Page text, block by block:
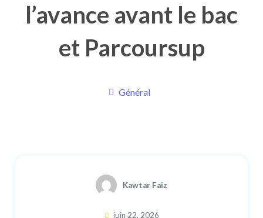
l’avance avant le bac
et Parcoursup
Général
Kawtar Faiz
juin 22, 2026